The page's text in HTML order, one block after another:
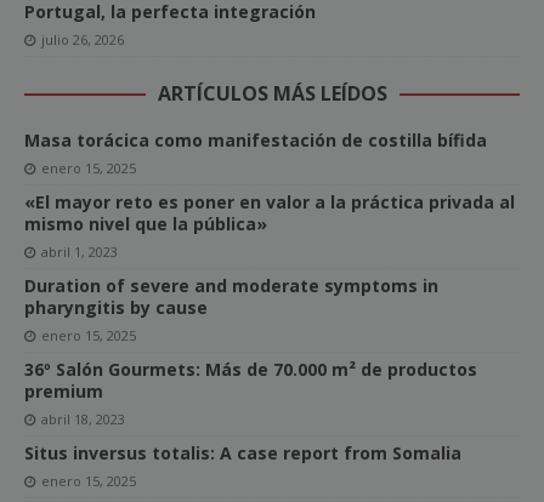
Portugal, la perfecta integración
julio 26, 2026
ARTÍCULOS MÁS LEÍDOS
Masa torácica como manifestación de costilla bífida
enero 15, 2025
«El mayor reto es poner en valor a la práctica privada al
mismo nivel que la pública»
abril 1, 2023
Duration of severe and moderate symptoms in
pharyngitis by cause
enero 15, 2025
36º Salón Gourmets: Más de 70.000 m² de productos
premium
abril 18, 2023
Situs inversus totalis: A case report from Somalia
enero 15, 2025